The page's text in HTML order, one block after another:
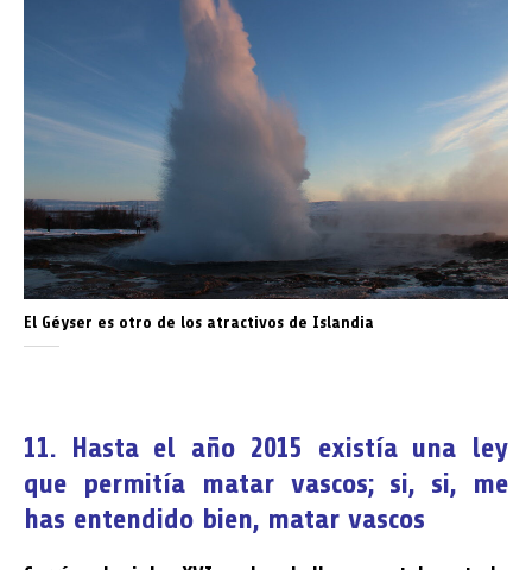
El Géyser es otro de los atractivos de Islandia
11. Hasta el año 2015 existía una ley
que permitía matar vascos; si, si, me
has entendido bien, matar vascos